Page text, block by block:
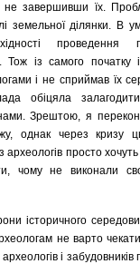
не завершивши їх.
земельної ділянки. В
проведення
Тож із самого початку
і не сприймав їх
обіцяла
Зрештою, я
однак через кризу
просто
чому не виконали
історичного
не варто
і забудовників